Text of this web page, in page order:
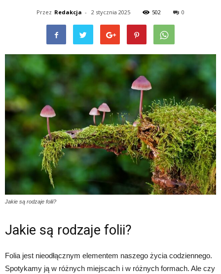
Przez Redakcja - 2 stycznia 2025 502 0
Jakie są rodzaje folii?
Jakie są rodzaje folii?
Folia jest nieodłącznym elementem naszego życia codziennego.
Spotykamy ją w różnych miejscach i w różnych formach. Ale czy